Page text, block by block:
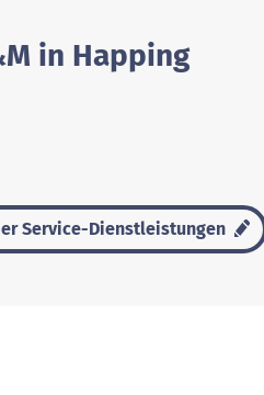
in Happing
Service-Dienstleistungen